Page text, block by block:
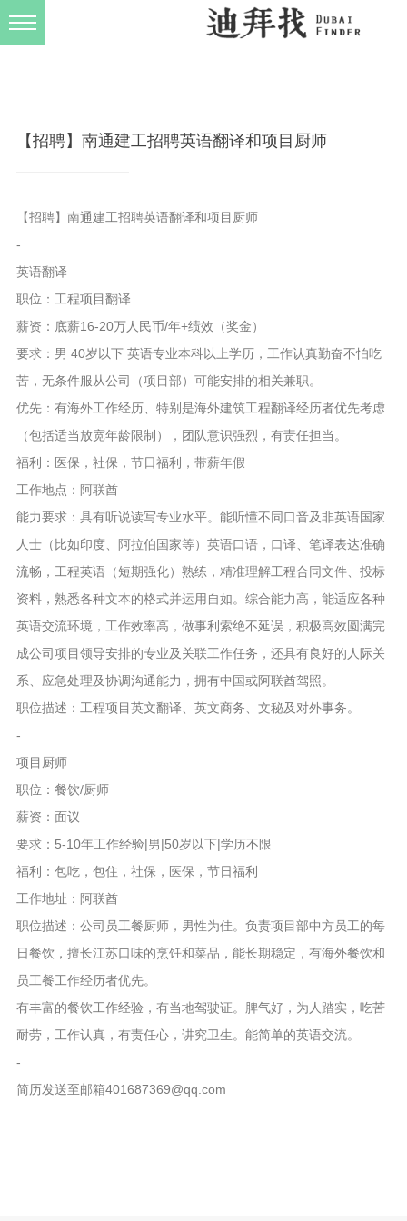
【招聘】南通建工招聘英语翻译和项目厨师
【招聘】南通建工招聘英语翻译和项目厨师
-
英语翻译
职位：工程项目翻译
薪资：底薪16-20万人民币/年+绩效（奖金）
要求：男 40岁以下 英语专业本科以上学历，工作认真勤奋不怕吃
苦，无条件服从公司（项目部）可能安排的相关兼职。
优先：有海外工作经历、特别是海外建筑工程翻译经历者优先考虑
（包括适当放宽年龄限制），团队意识强烈，有责任担当。
福利：医保，社保，节日福利，带薪年假
工作地点：阿联酋
能力要求：具有听说读写专业水平。能听懂不同口音及非英语国家
人士（比如印度、阿拉伯国家等）英语口语，口译、笔译表达准确
流畅，工程英语（短期强化）熟练，精准理解工程合同文件、投标
资料，熟悉各种文本的格式并运用自如。综合能力高，能适应各种
英语交流环境，工作效率高，做事利索绝不延误，积极高效圆满完
成公司项目领导安排的专业及关联工作任务，还具有良好的人际关
系、应急处理及协调沟通能力，拥有中国或阿联酋驾照。
职位描述：工程项目英文翻译、英文商务、文秘及对外事务。
-
项目厨师
职位：餐饮/厨师
薪资：面议
要求：5-10年工作经验|男|50岁以下|学历不限
福利：包吃，包住，社保，医保，节日福利
工作地址：阿联酋
职位描述：公司员工餐厨师，男性为佳。负责项目部中方员工的每
日餐饮，擅长江苏口味的烹饪和菜品，能长期稳定，有海外餐饮和
员工餐工作经历者优先。
有丰富的餐饮工作经验，有当地驾驶证。脾气好，为人踏实，吃苦
耐劳，工作认真，有责任心，讲究卫生。能简单的英语交流。
-
简历发送至邮箱401687369@qq.com